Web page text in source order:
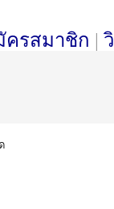
ครสมาชิก |